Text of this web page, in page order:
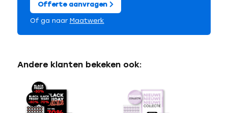
Offerte aanvragen
Of ga naar Maatwerk
Andere klanten bekeken ook: